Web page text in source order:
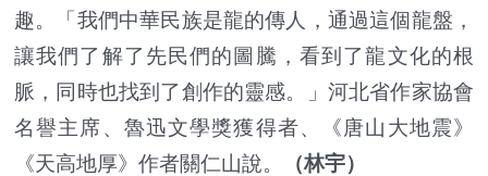
趣。「我們中華民族是龍的傳人，通過這個龍盤，
讓我們了解了先民們的圖騰，看到了龍文化的根
脈，同時也找到了創作的靈感。」河北省作家協會
名譽主席、魯迅文學獎獲得者、《唐山大地震》
《天高地厚》作者關仁山說。
（林宇）